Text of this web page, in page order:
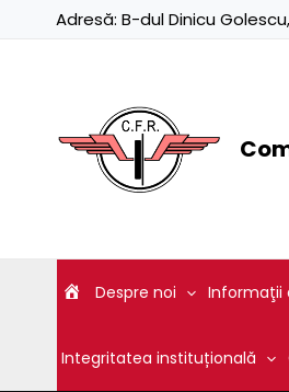
Adresă: B-dul Dinicu
Despre noi Informaţii
Integritatea instituțională